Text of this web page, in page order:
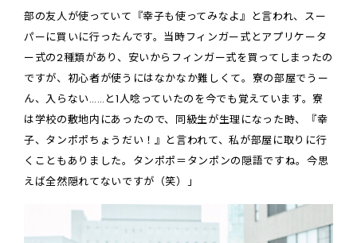
部の友人が使っていて『幸子も使ってみなよ』と言われ、スー
パーに買いに行ったんです。当時フィンガー式とアプリケータ
ー式の2種類があり、安いからフィンガー式を買ってしまったの
ですが、初心者が使うにはなかなか難しくて。寮の部屋でうー
ん、入らない……と1人唸っていたのを今でも覚えています。寮
は学校の敷地内にあったので、同級生が生理になった時、『幸
子、タンポポちょうだい！』と言われて、私が部屋に取りに行
くこともありました。タンポポ＝タンポンの隠語ですね。今思
えば全然隠れてないですが（笑）」